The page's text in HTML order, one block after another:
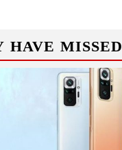
HAVE MISSED